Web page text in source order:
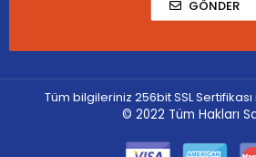
GÖNDER
Tüm bilgileriniz 256bit SSL
© 2022 Tüm Hakları